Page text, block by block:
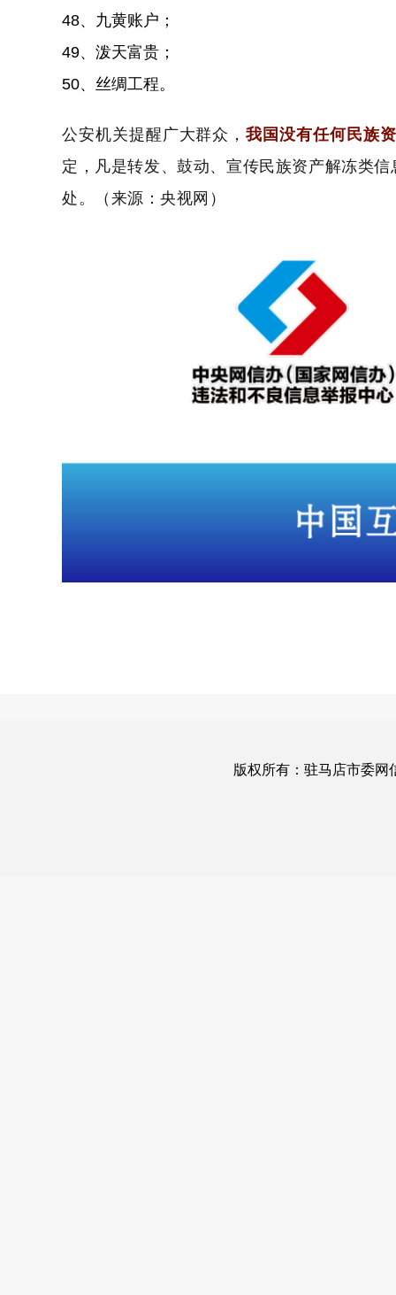
48、九黄账户；
49、泼天富贵；
50、丝绸工程。
公安机关提醒广大群众，我国没有任何民族
定，凡是转发、鼓动、宣传民族资产解冻类
处。（来源：央视网）
版权所有：驻马店市委